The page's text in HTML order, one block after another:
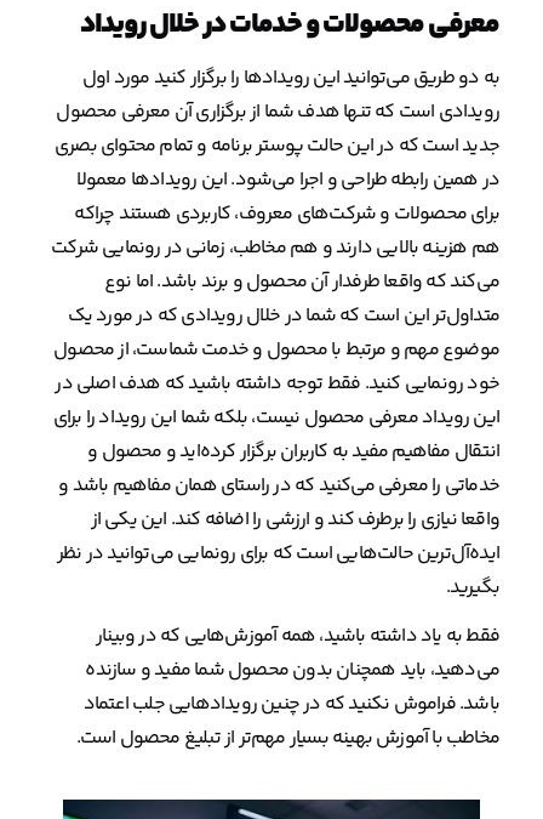
معرفی محصولات و خدمات در خلال رویداد
به دو طریق می‌توانید این رویدادها را برگزار کنید مورد اول
رویدادی است که تنها هدف شما از برگزاری آن معرفی محصول
جدید است که در این حالت پوستر برنامه و تمام محتوای بصری
در همین رابطه طراحی و اجرا می‌شود. این رویدادها معمولا
برای محصولات و شرکت‌های معروف، کاربردی هستند چراکه
هم هزینه بالایی دارند و هم مخاطب، زمانی در رونمایی شرکت
می‌کند که واقعا طرفدار آن محصول و برند باشد. اما نوع
متداول‌تر این است که شما در خلال رویدادی که در مورد یک
موضوع مهم و مرتبط با محصول و خدمت شماست، از محصول
خود رونمایی کنید. فقط توجه داشته باشید که هدف اصلی در
این رویداد معرفی محصول نیست، بلکه شما این رویداد را برای
انتقال مفاهیم مفید به کاربران برگزار کرده‌اید و محصول و
خدماتی را معرفی می‌کنید که در راستای همان مفاهیم باشد و
واقعا نیازی را برطرف کند و ارزشی را اضافه کند. این یکی از
ایده‌آل‌ترین حالت‌هایی است که برای رونمایی می‌توانید در نظر
بگیرید.
فقط به یاد داشته باشید، همه آموزش‌هایی که در وبینار
می‌دهید، باید همچنان بدون محصول شما مفید و سازنده
باشد. فراموش نکنید که در چنین رویدادهایی جلب اعتماد
مخاطب با آموزش بهینه بسیار مهم‌تر از تبلیغ محصول است.